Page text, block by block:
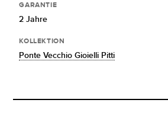
GARANTIE
2 Jahre
KOLLEKTION
Ponte Vecchio Gioielli Pitti